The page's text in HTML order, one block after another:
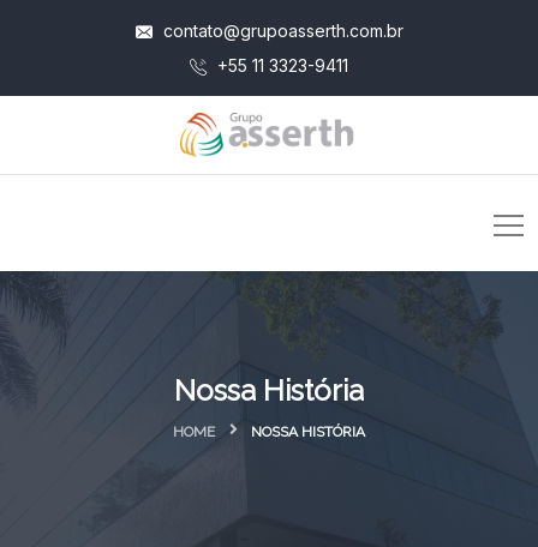
contato@grupoasserth.com.br
+55 11 3323-9411
Nossa História
HOME NOSSA HISTÓRIA